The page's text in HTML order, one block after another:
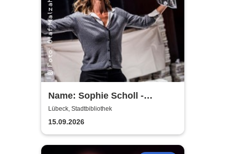
Name: Sophie Scholl -
Theater Lübeck
Lübeck, Stadtbibliothek
15.09.2026